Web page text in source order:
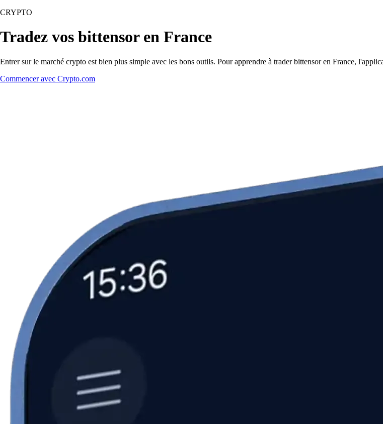
CRYPTO
Tradez vos bittensor en France
Entrer sur le marché crypto est bien plus simple avec les bons outils. Pour apprendre à trader bittensor en France,
Commencer avec Crypto.com